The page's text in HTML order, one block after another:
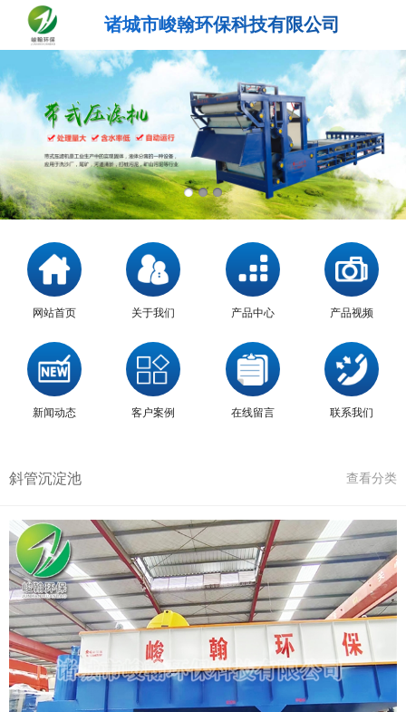
诸城市峻翰环保科技有限公司
网站首页 关于我们 产品中心 产品视频
新闻动态 客户案例 在线留言 联系我们
斜管沉淀池 查看分类